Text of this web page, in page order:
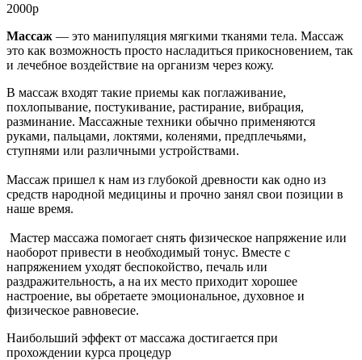
2000р
Массаж — это манипуляция мягкими тканями тела. Массаж
это как возможность просто насладиться прикосновением, так
и лечебное воздействие на организм через кожу.
В массаж входят такие приемы как поглаживание,
похлопывание, постукивание, растирание, вибрация,
разминание. Массажные техники обычно применяются
руками, пальцами, локтями, коленями, предплечьями,
ступнями или различными устройствами.
Массаж пришел к нам из глубокой древности как одно из
средств народной медицины и прочно занял свои позиции в
наше время.
Мастер массажа помогает снять физическое напряжение или
наоборот привести в необходимый тонус. Вместе с
напряжением уходят беспокойство, печаль или
раздражительность, а на их место приходит хорошее
настроение, вы обретаете эмоциональное, духовное и
физическое равновесие.
Наибольший эффект от массажа достигается при
прохождении курса процедур